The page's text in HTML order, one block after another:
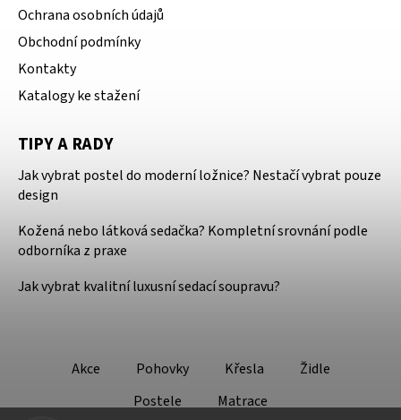
Ochrana osobních údajů
Obchodní podmínky
Kontakty
Katalogy ke stažení
TIPY A RADY
Jak vybrat postel do moderní ložnice? Nestačí vybrat pouze
design
Kožená nebo látková sedačka? Kompletní srovnání podle
odborníka z praxe
Jak vybrat kvalitní luxusní sedací soupravu?
Akce Pohovky Křesla
Židle
Postele
Matrace